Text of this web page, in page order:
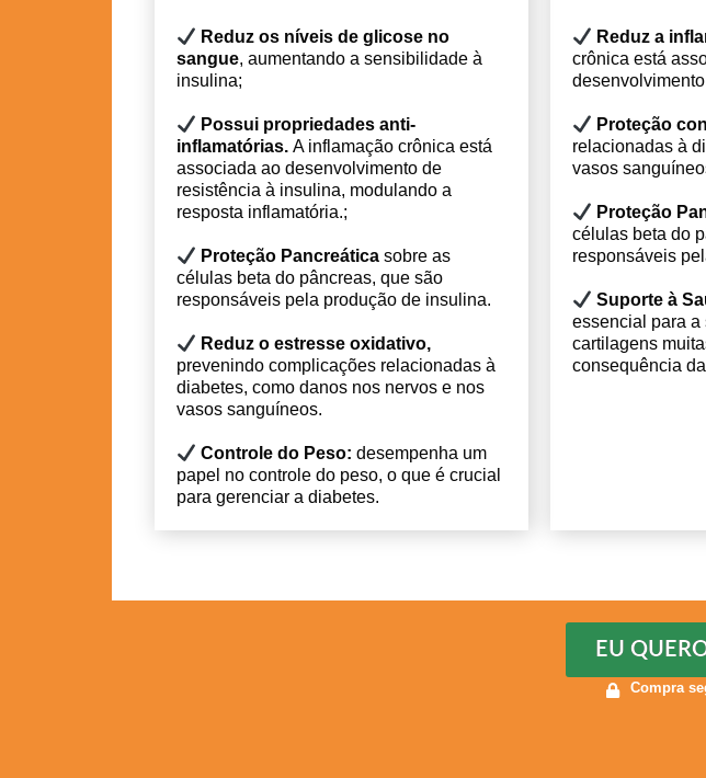
Reduz os níveis de glicose no
sangue, aumentando a sensibilidade à
insulina;
Possui propriedades anti-
inflamatórias.A inflamação crônica está
associada ao desenvolvimento de
resistência à insulina, modulando a
resposta inflamatória.;
Proteção Pancreática sobre as
células beta do pâncreas, que são
responsáveis pela produção de insulina.
Reduz o estresse oxidativo,
prevenindo complicações relacionadas à
diabetes, como danos nos nervos e nos
vasos sanguíneos.
Controle do Peso:desempenha um
papel no controle do peso, o que é crucial
para gerenciar a diabetes.
Reduz a
crônica está
Proteção
relacionadas à
vasos
Proteção
células beta do
responsáveis
Suporte à
essencial para a
cartilagens
consequência
EU
Compra